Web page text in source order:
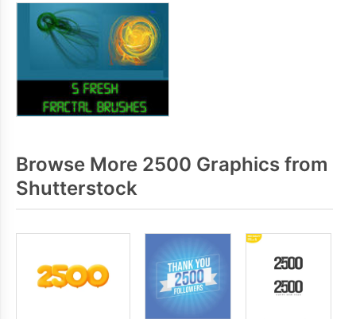
Browse More 2500 Graphics from
Shutterstock